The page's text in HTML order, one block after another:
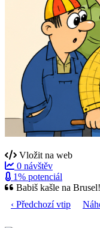
Vložit na web
0 návštěv
1% potenciál
Babiš kašle na
‹ Předchozí vtip